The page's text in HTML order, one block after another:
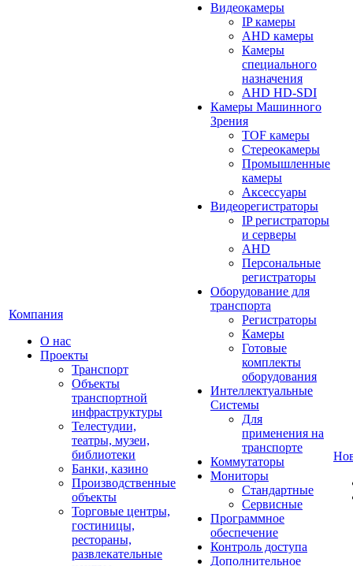
Компания
О нас
Проекты
Транспорт
Объекты
транспортной
инфраструктуры
Телестудии,
театры, музеи,
библиотеки
Банки, казино
Производственные
объекты
Торговые центры,
гостиницы,
рестораны,
развлекательные
Видеокамеры
IP камеры
AHD камеры
Камеры
специального
назначения
AHD HD-SDI
Камеры Машинного
Зрения
TOF камеры
Стереокамеры
Промышленные
камеры
Аксессуары
Видеорегистраторы
IP регистраторы
и серверы
AHD
Персональные
регистраторы
Оборудование для
транспорта
Регистраторы
Камеры
Готовые
комплекты
оборудования
Интеллектуальные
Системы
Для
применения на
транспорте
Коммутаторы
Мониторы
Стандартные
Сервисные
Программное
обеспечение
Контроль доступа
Дополнительное